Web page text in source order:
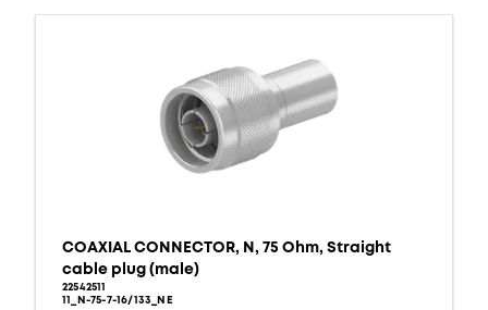
COAXIAL CONNECTOR, N, 75 Ohm, Straight
cable plug (male)
22542511
11_N-75-7-16/133_NE